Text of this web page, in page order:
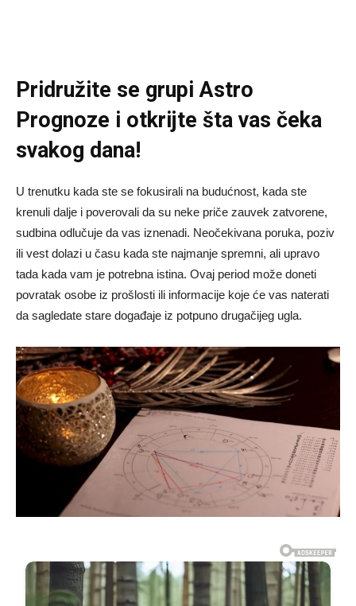
Pridružite se grupiAstro
Prognoze i otkrijte šta vas čeka
svakog dana!
U trenutku kada ste se fokusirali na budućnost, kada ste
krenuli dalje i poverovali da su neke priče zauvek zatvorene,
sudbina odlučuje da vas iznenadi. Neočekivana poruka, poziv
ili vest dolazi u času kada ste najmanje spremni, ali upravo
tada kada vam je potrebna istina. Ovaj period može doneti
povratak osobe iz prošlosti ili informacije koje će vas naterati
da sagledate stare događaje iz potpuno drugačijeg ugla.